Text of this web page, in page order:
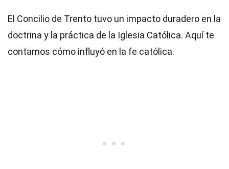
El Concilio de Trento tuvo un impacto duradero en la
doctrina y la práctica de la Iglesia Católica. Aquí te
contamos cómo influyó en la fe católica.